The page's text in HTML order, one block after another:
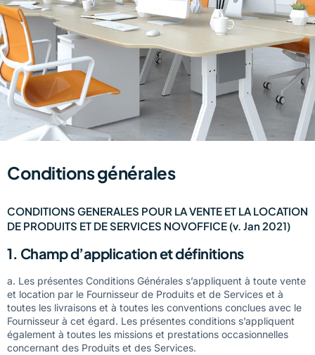
Conditions générales​
CONDITIONS GENERALES POUR LA VENTE ET LA LOCATION
DE PRODUITS ET DE SERVICES NOVOFFICE (v. Jan 2021)
1. Champ d’application et définitions
a. Les présentes Conditions Générales s’appliquent à toute vente
et location par le Fournisseur de Produits et de Services et à
toutes les livraisons et à toutes les conventions conclues avec le
Fournisseur à cet égard. Les présentes conditions s’appliquent
également à toutes les missions et prestations occasionnelles
concernant des Produits et des Services.